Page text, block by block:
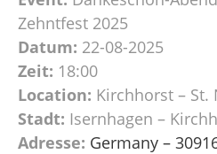
Zehntfest 2025
Datum: 22-08-2025
Zeit: 18:00
Location: Kirchhorst – St.
Stadt: Isernhagen –
Adresse: Germany –